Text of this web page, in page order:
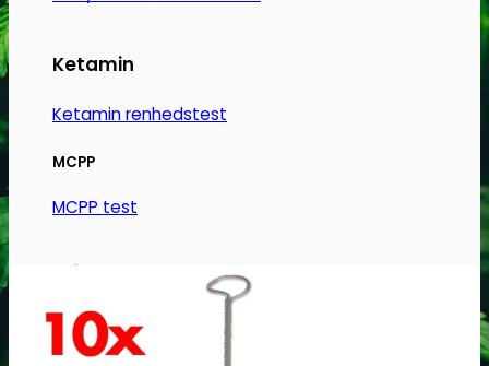
Ketamin
Ketamin renhedstest
MCPP
MCPP test
Opiater
Opiater renhedstest
varesiden